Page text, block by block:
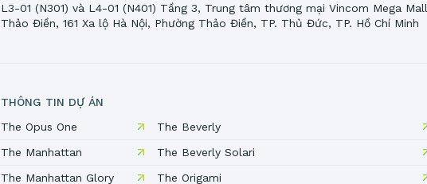
L3-01 (N301) và L4-01 (N401) Tầng 3, Trung tâm thương mại Vincom Mega Mall
Thảo Điền, 161 Xa lộ Hà Nội, Phường Thảo Điền, TP. Thủ Đức, TP. Hồ Chí Minh
THÔNG TIN DỰ ÁN
The Opus One
The Beverly
The Manhattan
The Beverly Solari
The Manhattan Glory
The Origami